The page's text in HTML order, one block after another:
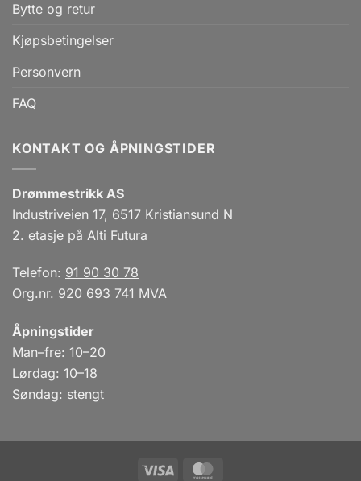
Bytte og retur
Kjøpsbetingelser
Personvern
FAQ
KONTAKT OG ÅPNINGSTIDER
Drømmestrikk AS
Industriveien 17, 6517 Kristiansund N
2. etasje på Alti Futura
Telefon: 91 90 30 78
Org.nr. 920 693 741 MVA
Åpningstider
Man–fre: 10–20
Lørdag: 10–18
Søndag: stengt
Visa